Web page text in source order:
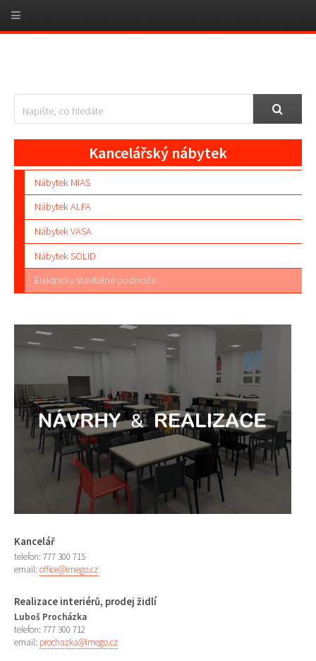
Kancelářský nábytek
Nábytek MIAS
Nábytek ALFA
Nábytek VASA
Nábytek SOLID
Elektricky stavitelné podnože
Kancelář
telefon: 777 300 715
email: office@imego.cz
Realizace interiérů, prodej židlí
Luboš Procházka
telefon: 777 300 712
email: prochazka@imego.cz